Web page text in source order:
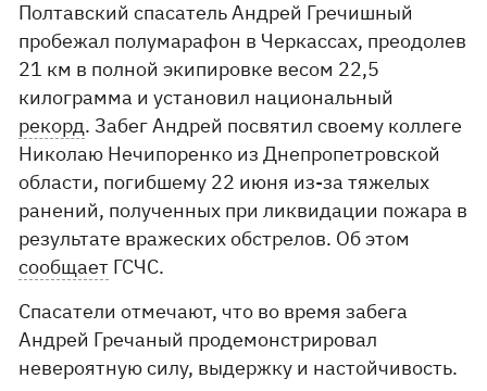
Полтавский спасатель Андрей Гречишный
пробежал полумарафон в Черкассах, преодолев
21 км в полной экипировке весом 22,5
килограмма и установил национальный
рекорд. Забег Андрей посвятил своему коллеге
Николаю Нечипоренко из Днепропетровской
области, погибшему 22 июня из-за тяжелых
ранений, полученных при ликвидации пожара в
результате вражеских обстрелов. Об этом
сообщает ГСЧС.
Спасатели отмечают, что во время забега
Андрей Гречаный продемонстрировал
невероятную силу, выдержку и настойчивость.